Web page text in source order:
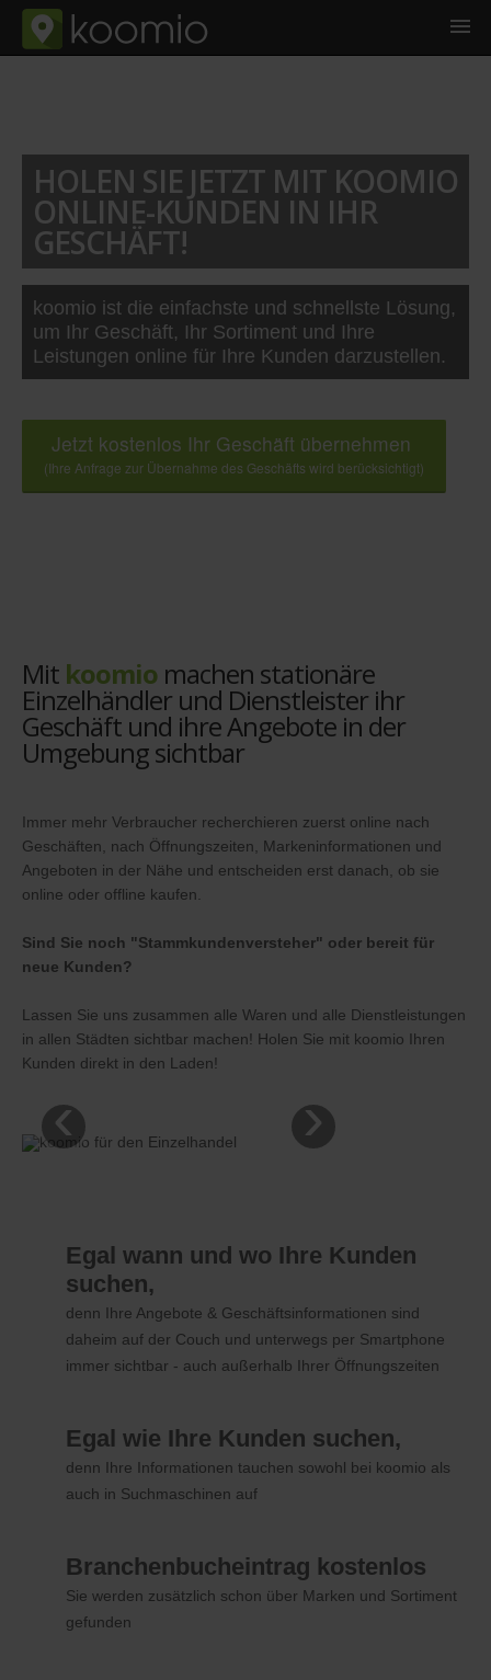
HOLEN SIE JETZT MIT KOOMIO
ONLINE-KUNDEN IN IHR
GESCHÄFT!
koomio ist die einfachste und schnellste Lösung,
um Ihr Geschäft, Ihr Sortiment und Ihre
Leistungen online für Ihre Kunden darzustellen.
Jetzt kostenlos Ihr Geschäft übernehmen
(Ihre Anfrage zur Übernahme des Geschäfts wird berücksichtigt)
Mit koomio machen stationäre
Einzelhändler und Dienstleister ihr
Geschäft und ihre Angebote in der
Umgebung sichtbar
Immer mehr Verbraucher recherchieren zuerst online nach
Geschäften, nach Öffnungszeiten, Markeninformationen und
Angeboten in der Nähe und entscheiden erst danach, ob sie
online oder offline kaufen.
Sind Sie noch "Stammkundenversteher" oder bereit für
neue Kunden?
Lassen Sie uns zusammen alle Waren und alle Dienstleistungen
in allen Städten sichtbar machen! Holen Sie mit koomio Ihren
Kunden direkt in den Laden!
‹ ›
Egal wann und wo Ihre Kunden
suchen,
denn Ihre Angebote & Geschäftsinformationen sind
daheim auf der Couch und unterwegs per Smartphone
immer sichtbar - auch außerhalb Ihrer Öffnungszeiten
Egal wie Ihre Kunden suchen,
denn Ihre Informationen tauchen sowohl bei koomio als
auch in Suchmaschinen auf
Branchenbucheintrag kostenlos
Sie werden zusätzlich schon über Marken und Sortiment
gefunden